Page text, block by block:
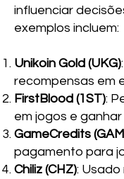
influenciar
exemplos incluem:
Unikoin Gold (UKG)
recompensas em
FirstBlood (1ST):
em jogos e ganhar
GameCredits
pagamento para
Chiliz (CHZ):